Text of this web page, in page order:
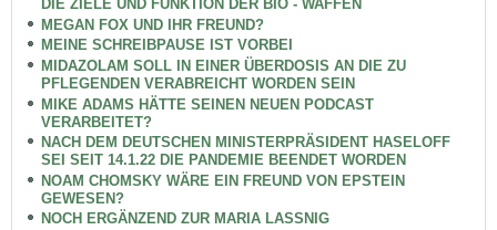
DIE ZIELE UND FUNKTION DER BIO - WAFFEN
MEGAN FOX UND IHR FREUND?
MEINE SCHREIBPAUSE IST VORBEI
MIDAZOLAM SOLL IN EINER ÜBERDOSIS AN DIE ZU
PFLEGENDEN VERABREICHT WORDEN SEIN
MIKE ADAMS HÄTTE SEINEN NEUEN PODCAST
VERARBEITET?
NACH DEM DEUTSCHEN MINISTERPRÄSIDENT HASELOFF
SEI SEIT 14.1.22 DIE PANDEMIE BEENDET WORDEN
NOAM CHOMSKY WÄRE EIN FREUND VON EPSTEIN
GEWESEN?
NOCH ERGÄNZEND ZUR MARIA LASSNIG